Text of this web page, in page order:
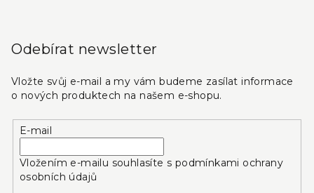
Odebírat newsletter
Vložte svůj e-mail a my vám budeme zasílat informace
o nových produktech na našem e-shopu.
E-mail
Vložením e-mailu souhlasíte s podmínkami ochrany
osobních údajů